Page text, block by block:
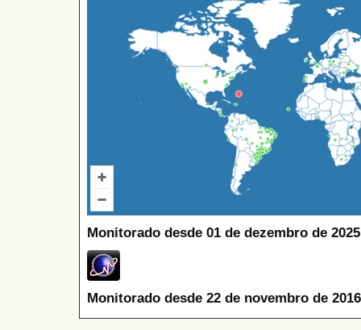
Monitorado desde 01 de dezembro de
Monitorado desde 22 de novembro de